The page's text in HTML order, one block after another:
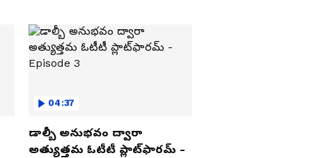
04:37
డాల్బీ అనుభవం ద్వారా
అత్యుత్తమ ఓటీటీ ప్లాట్‌ఫారమ్ -